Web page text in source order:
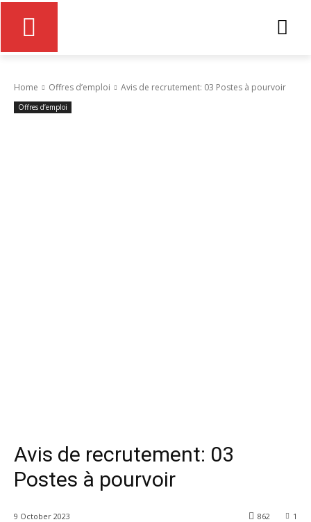
Home Offres d’emploi Avis de recrutement: 03 Postes à pourvoir
Offres d’emploi
Avis de recrutement: 03
Postes à pourvoir
9 October 2023 1
862